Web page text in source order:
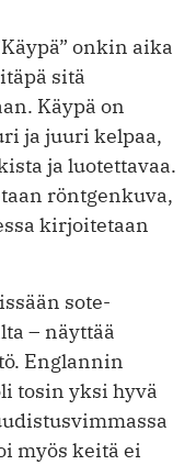
onkin aika
sitä
Käypä on
ja juuri kelpaa,
ja luotettavaa.
röntgenkuva,
kirjoitetaan
sote-
– näyttää
Englannin
tosin yksi hyvä
myös keitä ei